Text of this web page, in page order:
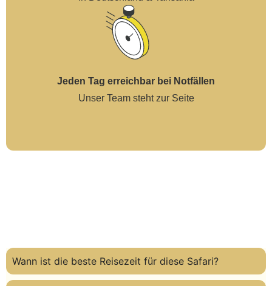
Jeden Tag erreichbar bei Notfällen
Unser Team steht zur Seite
Wann ist die beste Reisezeit für diese Safari?